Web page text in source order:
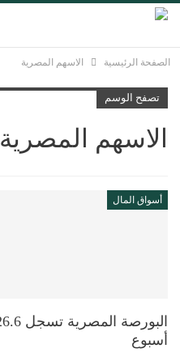
الصفحة الرئيسية الاسهم المصرية
تصفح الوسم
الاسهم المصرية
أسواق المال
أسبوع